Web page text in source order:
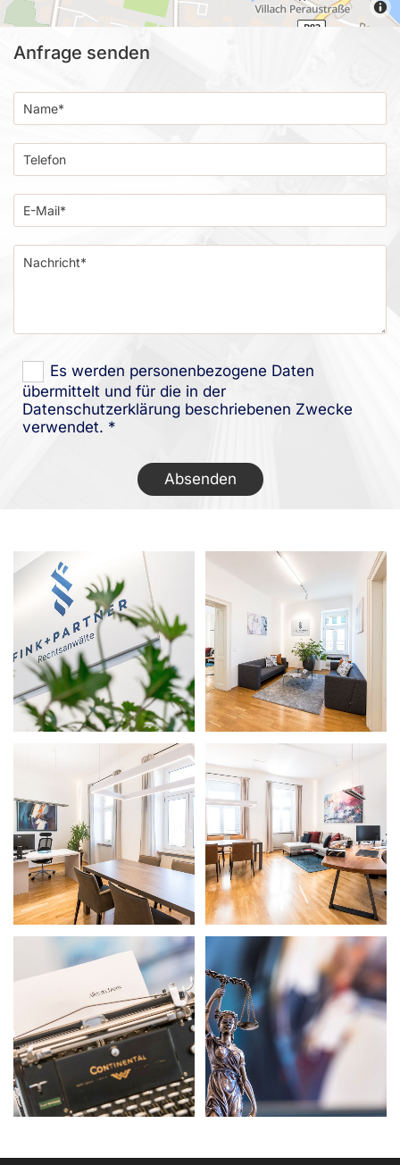
Anfrage senden
Es werden personenbezogene Daten
übermittelt und für die in der
Datenschutzerklärung beschriebenen Zwecke
verwendet. *